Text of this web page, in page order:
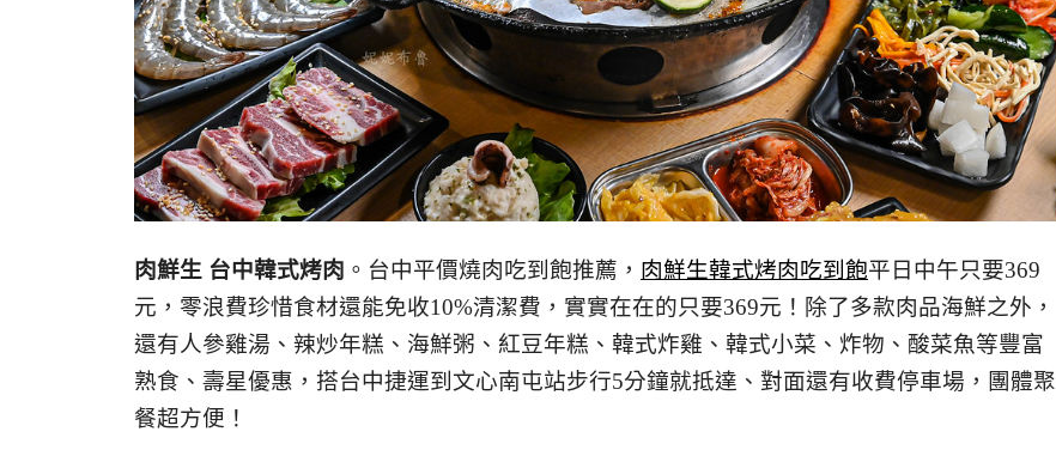
肉鮮生 台中韓式烤肉 。台中平價燒肉吃到飽推薦， 肉鮮生韓式烤肉吃到飽平日中午只要369
元，零浪費珍惜食材還能免收10%清潔費，實實在在的只要369元！除了多款肉品海鮮之外，
還有人參雞湯、辣炒年糕、海鮮粥、紅豆年糕、韓式炸雞、韓式小菜、炸物、酸菜魚等豐富
熟食、壽星優惠，搭台中捷運到文心南屯站步行5分鐘就抵達、對面還有收費停車場，團體聚
餐超方便！